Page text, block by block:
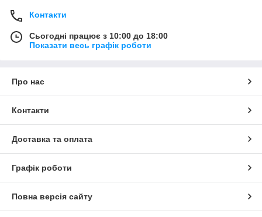
Контакти
Сьогодні працює з 10:00 до 18:00
Показати весь графік роботи
Про нас
Контакти
Доставка та оплата
Графік роботи
Повна версія сайту